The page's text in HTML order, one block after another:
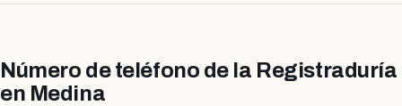
Número de teléfono de la Registraduría
en Medina